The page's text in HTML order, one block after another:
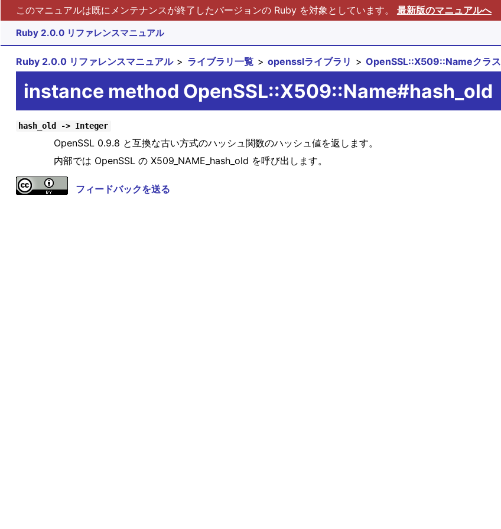
このマニュアルは既にメンテナンスが終了したバージョンの Ruby を対象としています。 最新版のマニュアルへ
Ruby 2.0.0 リファレンスマニュアル
Ruby 2.0.0 リファレンスマニュアル ライブラリ一覧 opensslライブラリ OpenSSL::X509::Nameクラス
instance method OpenSSL::X509::Name#hash_old
hash_old -> Integer
OpenSSL 0.9.8 と互換な古い方式のハッシュ関数のハッシュ値を返します。
内部では OpenSSL の X509_NAME_hash_old を呼び出します。
フィードバックを送る